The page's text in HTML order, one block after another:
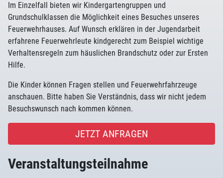
Im Einzelfall bieten wir Kindergartengruppen und
Grundschulklassen die Möglichkeit eines Besuches unseres
Feuerwehrhauses. Auf Wunsch erklären in der Jugendarbeit
erfahrene Feuerwehrleute kindgerecht zum Beispiel wichtige
Verhaltensregeln zum häuslichen Brandschutz oder zur Ersten
Hilfe.
Die Kinder können Fragen stellen und Feuerwehrfahrzeuge
anschauen. Bitte haben Sie Verständnis, dass wir nicht jedem
Besuchswunsch nach kommen können.
JETZT ANFRAGEN
Veranstaltungsteilnahme